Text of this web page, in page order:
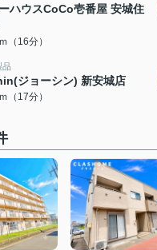
ハウスCoCo壱番屋 安城住
（16分）
品
ジョーシン) 新安城店
（17分）